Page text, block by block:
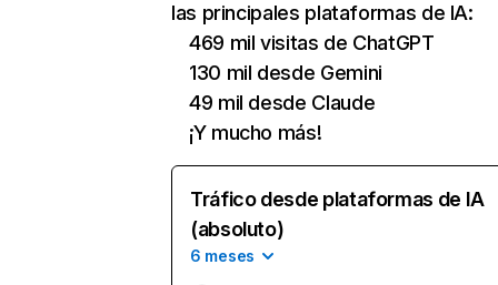
las principales plataformas de IA:
469 mil visitas de ChatGPT
130 mil desde Gemini
49 mil desde Claude
¡Y mucho más!
Tráfico desde plataformas de IA
(absoluto)
6 meses